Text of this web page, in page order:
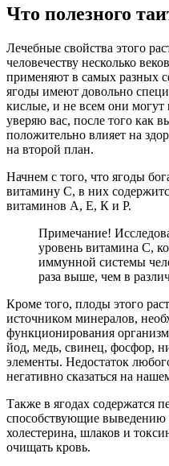
Что полезного
Лечебные свойства этого
человечеству несколько
применяют в самых разных
ягоды имеют довольно
кислые, и не всем они
уверяю вас, после того как
положительно влияет на
на второй план.
Начнем с того, что ягоды
витамину С, в них
витаминов А, Е, К и Р.
Примечание!
уровень витамина С,
иммунной системы
раза выше, чем в
Кроме того, плоды этого
источником минералов,
функционирования
йод, медь, свинец, фосфор,
элементы. Недостаток
негативно сказаться на
Также в ягодах содержатся
способствующие выведению
холестерина, шлаков и
очищать кровь.